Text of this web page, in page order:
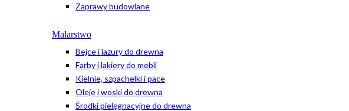
Zaprawy budowlane
Malarstwo
Bejce i lazury do drewna
Farby i lakiery do mebli
Kielnie, szpachelki i pace
Oleje i woski do drewna
Środki pielęgnacyjne do drewna